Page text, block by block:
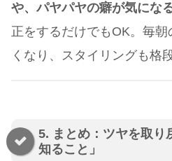
や、パヤパヤの癖が気にな
正をするだけでもOK。毎
くなり、スタイリングも格
5. まとめ：ツヤを取り
知ること」